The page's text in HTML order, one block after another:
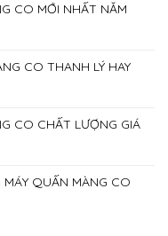
CO MỚI NHẤT NĂM
CO THANH LÝ HAY
CO CHẤT LƯỢNG GIÁ
QUẤN MÀNG CO